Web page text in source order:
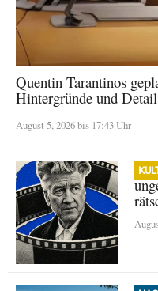
Quentin Tarantinos
Hintergründe und
August 5, 2026 bis 17:43 Uhr